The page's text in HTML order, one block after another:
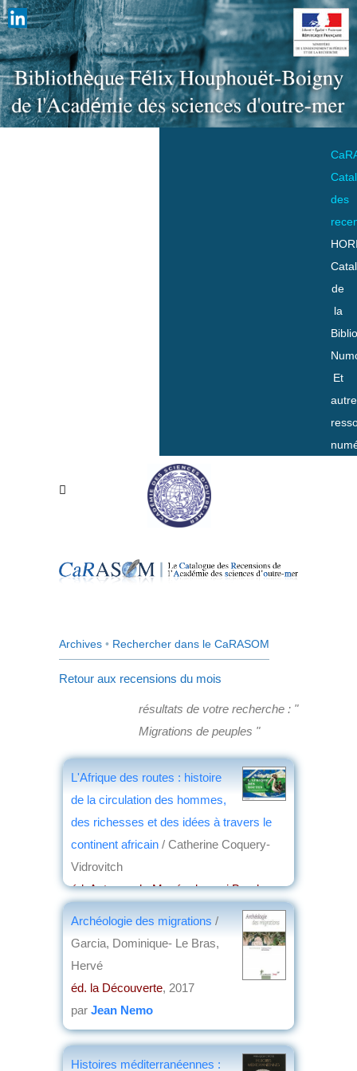
des
de
la
Et
Archives • Rechercher dans le CaRASOM
Retour aux recensions du mois
résultats de votre recherche : "
Migrations de peuples "
L'Afrique des routes : histoire
de la circulation des hommes,
des richesses et des idées à travers le
continent africain / Catherine Coquery-
Vidrovitch
éd. Actes sud - Musée du quai Branly-
Archéologie des migrations /
Garcia, Dominique- Le Bras,
Hervé
éd. la Découverte, 2017
par Jean Nemo
Histoires méditerranéennes :